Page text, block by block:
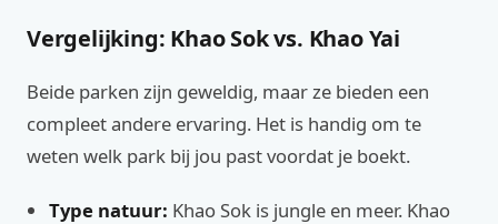
Vergelijking: Khao Sok vs. Khao Yai
Beide parken zijn geweldig, maar ze bieden een
compleet andere ervaring. Het is handig om te
weten welk park bij jou past voordat je boekt.
Type natuur: Khao Sok is jungle en meer. Khao